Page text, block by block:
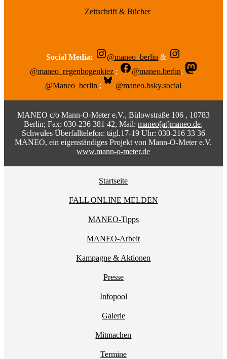
Zeitschrift & Bücher
Social Media: @maneo_berlin &
@maneo_regenbogenkiez ; @maneo.berlin;
@Maneo_berlin ; @maneo.bsky.social
MANEO c/o Mann-O-Meter e.V., Bülowstraße 106 , 10783
Berlin; Fax: 030-236 381 42, Mail:maneo[at]maneo.de,
Schwules Überfalltelefon: tägl.17-19 Uhr: 030-216 33 36
MANEO, ein eigenständiges Projekt von Mann-O-Meter e.V.
www.mann-o-meter.de
Startseite
FALL ONLINE MELDEN
MANEO-Tipps
MANEO-Arbeit
Kampagne & Aktionen
Presse
Infopool
Galerie
Mitmachen
Termine